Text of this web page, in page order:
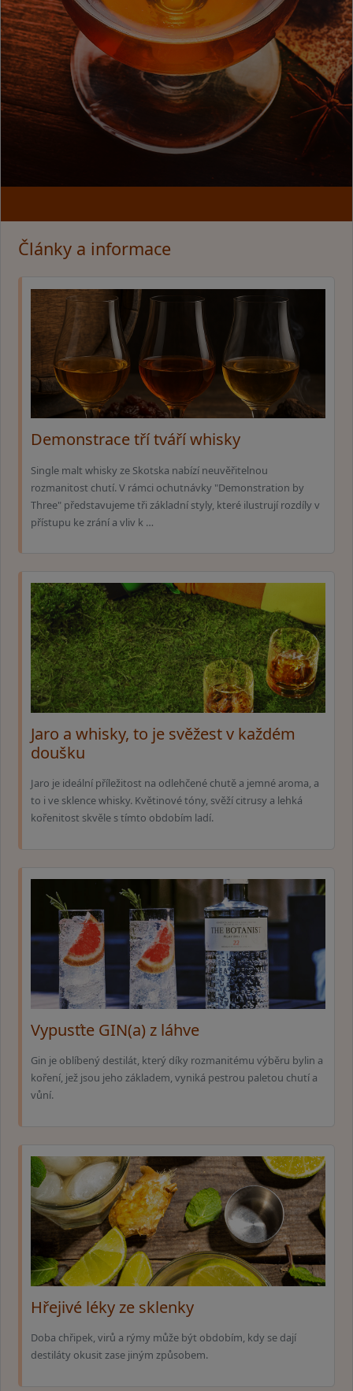
Články a informace
Demonstrace tří tváří whisky
Single malt whisky ze Skotska nabízí neuvěřitelnou
rozmanitost chutí. V rámci ochutnávky "Demonstration by
Three" představujeme tři základní styly, které ilustrují rozdíly v
přístupu ke zrání a vliv k …
Jaro a whisky, to je svěžest v každém
doušku
Jaro je ideální příležitost na odlehčené chutě a jemné aroma, a
to i ve sklence whisky. Květinové tóny, svěží citrusy a lehká
kořenitost skvěle s tímto obdobím ladí.
Vypusťte GIN(a) z láhve
Gin je oblíbený destilát, který díky rozmanitému výběru bylin a
koření, jež jsou jeho základem, vyniká pestrou paletou chutí a
vůní.
Hřejivé léky ze sklenky
Doba chřipek, virů a rýmy může být obdobím, kdy se dají
destiláty okusit zase jiným způsobem.